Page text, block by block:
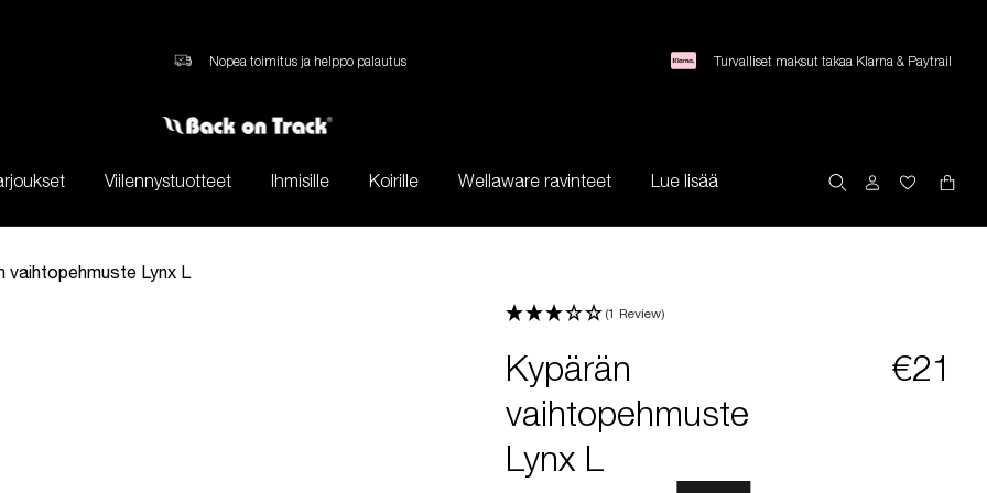
Nopea toimitus ja helppo palautus Turvalliset maksut takaa Klarna & Paytrail
Viilennystuotteet Ihmisille Koirille Wellaware ravinteet Lue lisää
vaihtopehmuste Lynx L
(1 Review)
Kypärän
vaihtopehmuste
Lynx L
€21